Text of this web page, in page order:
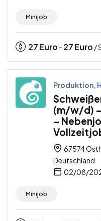
Minijob
27Euro - 27Euro /
Produktion,
(m/w/d)
–
67574
Deutschland
02/08/
Minijob